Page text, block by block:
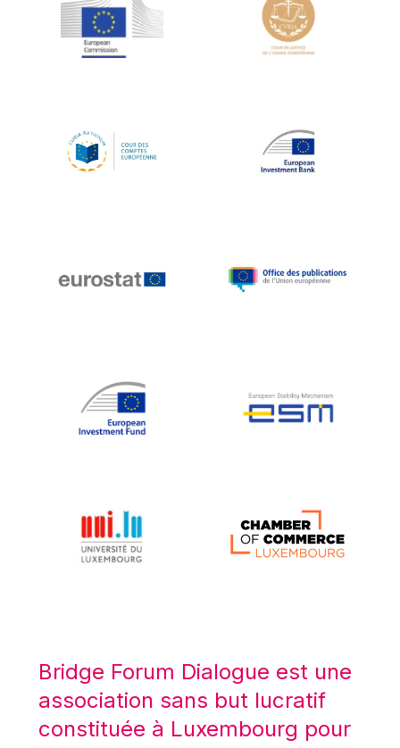
Jean-Louis Schiltz
Jean-Victor Louis
Johnny Åkerholm
Katharien L.C. Hunt
Klaus-Heiner Lehne
Koen LENAERTS
Lars Heikensten
Lucas Papademos
Máire Geoghegan-Quinn
Mario Centeno
Mario Monti
Maroš ŠEFČOVIČ
Bridge Forum Dialogue est une
association sans but lucratif
constituée à Luxembourg pour